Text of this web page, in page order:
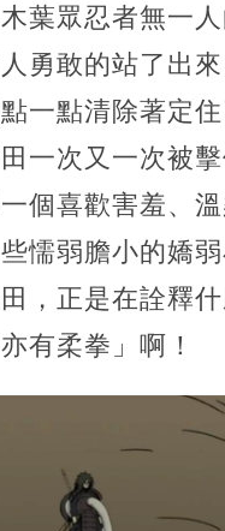
葉眾忍者無一
勇敢的站了出
一點清除著定
一次又一次被
個喜歡害羞、
懦弱膽小的嬌弱
，正是在詮釋
有柔拳」啊！